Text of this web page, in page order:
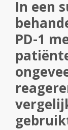
In een
PD-1